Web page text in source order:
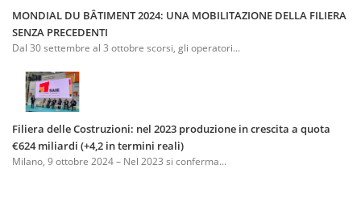
MONDIAL DU BÂTIMENT 2024: UNA MOBILITAZIONE DELLA FILIERA
SENZA PRECEDENTI
Dal 30 settembre al 3 ottobre scorsi, gli operatori...
Filiera delle Costruzioni: nel 2023 produzione in crescita a quota
€624 miliardi (+4,2 in termini reali)
Milano, 9 ottobre 2024 – Nel 2023 si conferma...